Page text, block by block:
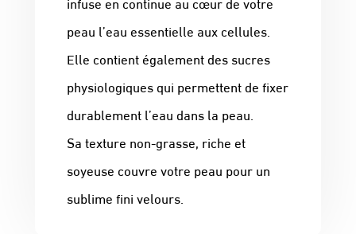
peau l’eau essentielle aux cellules.
Elle contient également des sucres
physiologiques qui permettent de fixer
durablement l’eau dans la peau.
Sa texture non-grasse, riche et
soyeuse couvre votre peau pour un
sublime fini velours.